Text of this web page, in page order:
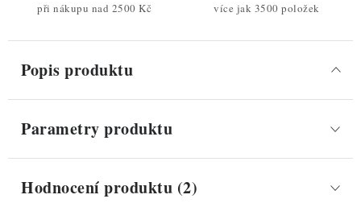
při nákupu nad 2500 Kč více jak 3500 položek
Popis produktu
Parametry produktu
Hodnocení produktu (2)